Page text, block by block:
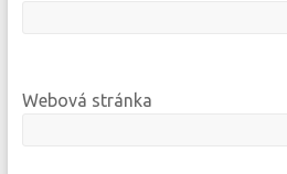
Webová stránka